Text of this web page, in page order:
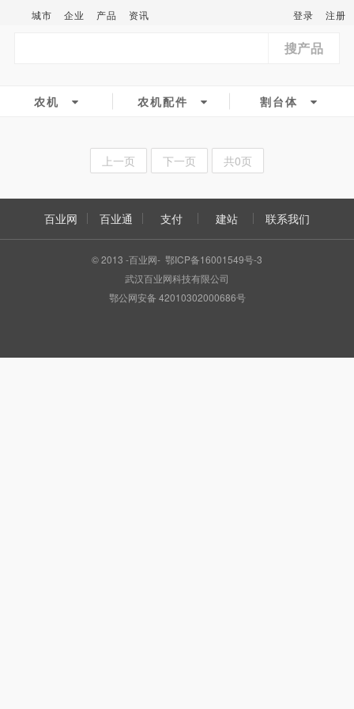
城市 企业 产品 资讯 登录 注册
搜产品
农机 农机配件 割台体
上一页 下一页 共0页
百业网 百业通 支付 建站 联系我们
© 2013 -百业网- 鄂ICP备16001549号-3
武汉百业网科技有限公司
鄂公网安备 42010302000686号